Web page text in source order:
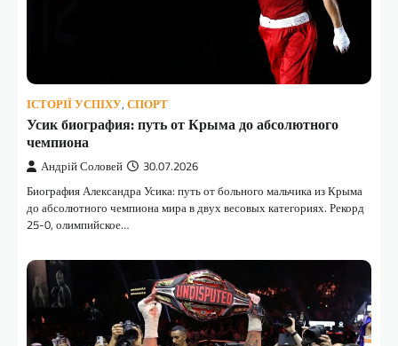
ІСТОРІЇ УСПІХУ, СПОРТ
Усик биография: путь от Крыма до абсолютного
чемпиона
Андрій Соловей 30.07.2026
Биография Александра Усика: путь от больного мальчика из Крыма
до абсолютного чемпиона мира в двух весовых категориях. Рекорд
25-0, олимпийское…